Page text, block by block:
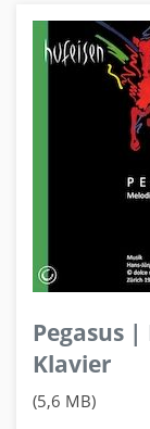
Pegasus
Klavier
(5,6 MB)